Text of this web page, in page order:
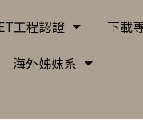
工程認證 下載
海外姊妺系